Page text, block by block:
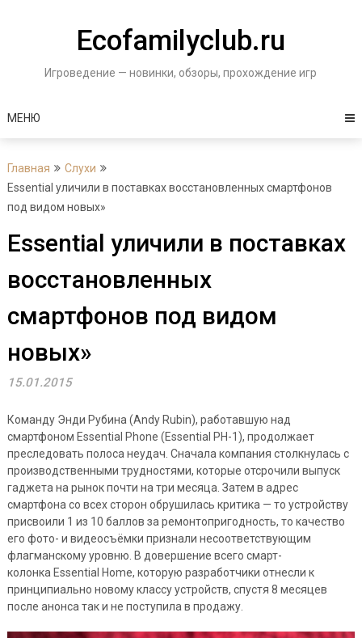
Ecofamilyclub.ru
Игроведение — новинки, обзоры, прохождение игр
МЕНЮ
Главная
Слухи
Essential уличили в поставках восстановленных смартфонов
под видом новых»
Essential уличили в поставках
восстановленных
смартфонов под видом
новых»
15.01.2015
Команду Энди Рубина (Andy Rubin), работавшую над
смартфоном Essential Phone (Essential PH-1), продолжает
преследовать полоса неудач. Сначала компания столкнулась с
производственными трудностями, которые отсрочили выпуск
гаджета на рынок почти на три месяца. Затем в адрес
смартфона со всех сторон обрушилась критика — то устройству
присвоили 1 из 10 баллов за ремонтопригодность, то качество
его фото- и видеосъёмки признали несоответствующим
флагманскому уровню. В довершение всего смарт-
колонка Essential Home, которую разработчики отнесли к
принципиально новому классу устройств, спустя 8 месяцев
после анонса так и не поступила в продажу.